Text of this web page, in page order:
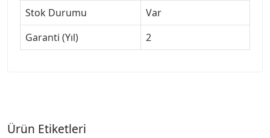
Stok Durumu
Var
Garanti (Yıl)
2
Ürün Etiketleri